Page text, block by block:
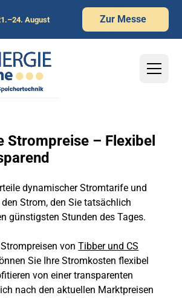
August Zur Messe
Strompreise – Flexibel
dynamischer Stromtarife und
Strom, den Sie tatsächlich
günstigsten Stunden des Tages.
vonTibber und CS
Sie Ihre Stromkosten flexibel
von einer transparenten
nach den aktuellen Marktpreisen